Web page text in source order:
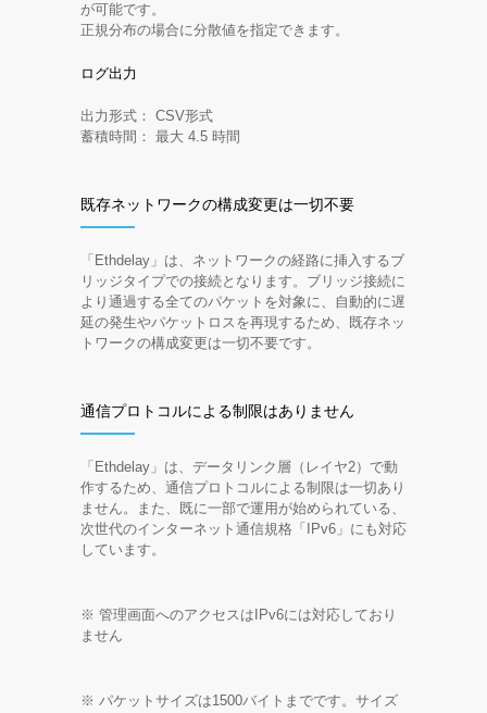
が可能です。
正規分布の場合に分散値を指定できます。
ログ出力
出力形式： CSV形式
蓄積時間： 最大 4.5 時間
既存ネットワークの構成変更は一切不要
「Ethdelay」は、ネットワークの経路に挿入するブ
リッジタイプでの接続となります。ブリッジ接続に
より通過する全てのパケットを対象に、自動的に遅
延の発生やパケットロスを再現するため、既存ネッ
トワークの構成変更は一切不要です。
通信プロトコルによる制限はありません
「Ethdelay」は、データリンク層（レイヤ2）で動
作するため、通信プロトコルによる制限は一切あり
ません。また、既に一部で運用が始められている、
次世代のインターネット通信規格「IPv6」にも対応
しています。
※ 管理画面へのアクセスはIPv6には対応しており
ません
※ パケットサイズは1500バイトまでです。サイズ